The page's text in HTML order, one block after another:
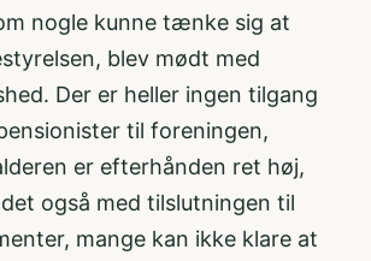
nogle kunne tænke sig at
blev mødt med
Der er heller ingen tilgang
til foreningen,
er efterhånden ret høj,
også med tilslutningen til
mange kan ikke klare at